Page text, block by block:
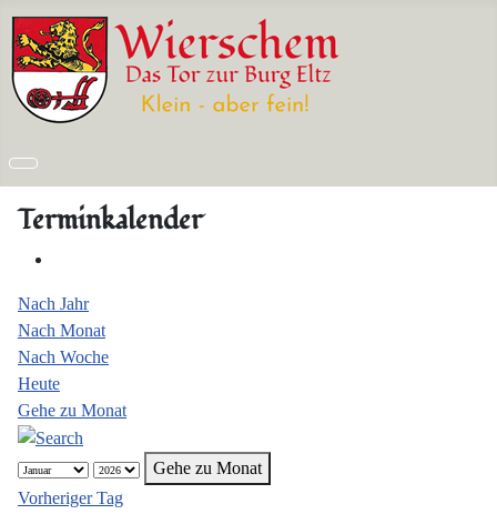
Terminkalender
Nach Jahr
Nach Monat
Nach Woche
Heute
Gehe zu Monat
Gehe zu Monat
Vorheriger Tag